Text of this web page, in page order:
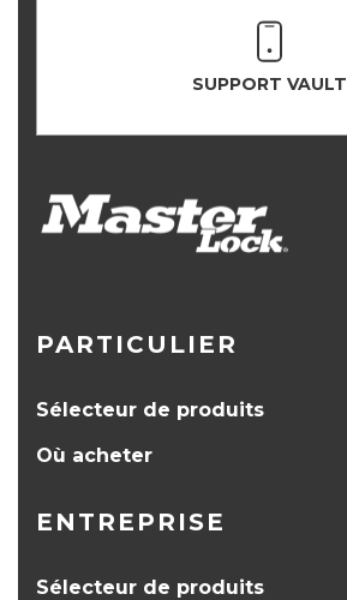
SUPPORT VAULT
PARTICULIER
Sélecteur de produits
Où acheter
ENTREPRISE
Sélecteur de produits